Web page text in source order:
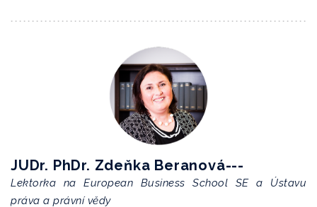
JUDr. PhDr. Zdeňka Beranová---
Lektorka na European Business School SE a Ústavu
práva a právní vědy